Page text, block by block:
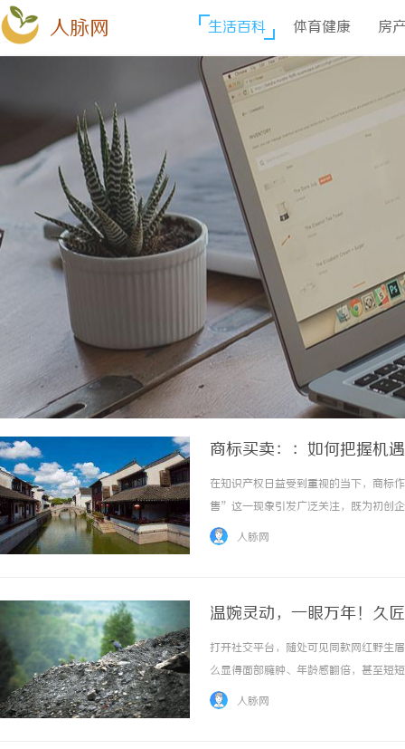
人脉网 生活百科 体育健康 房
商标买卖：：如何把握机
在知识产权日益受到重视的当下，商标
售”这一现象引发广泛关注，既为初创
如何理性看待这一趋势，成为市场参与
人脉网
温婉灵动，一眼万年！久
颜系女生的气质加分项
打开社交平台，随处可见同款网红野生
么显得面部臃肿、年龄感翻倍，甚至短
看，而是忽略了东方人专属的面部骨相
人脉网